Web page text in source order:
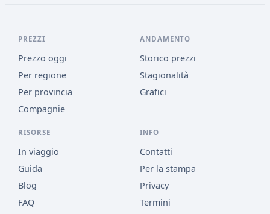
PREZZI
Prezzo oggi
Per regione
Per provincia
Compagnie
ANDAMENTO
Storico prezzi
Stagionalità
Grafici
RISORSE
In viaggio
Guida
Blog
FAQ
INFO
Contatti
Per la stampa
Privacy
Termini